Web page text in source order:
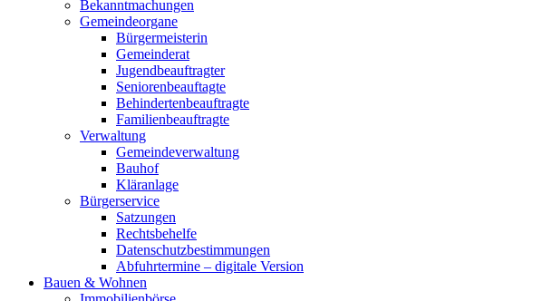
Bekanntmachungen
Gemeindeorgane
Bürgermeisterin
Gemeinderat
Jugendbeauftragter
Seniorenbeauftagte
Behindertenbeauftragte
Familienbeauftragte
Verwaltung
Gemeindeverwaltung
Bauhof
Kläranlage
Bürgerservice
Satzungen
Rechtsbehelfe
Datenschutzbestimmungen
Abfuhrtermine – digitale Version
Bauen & Wohnen